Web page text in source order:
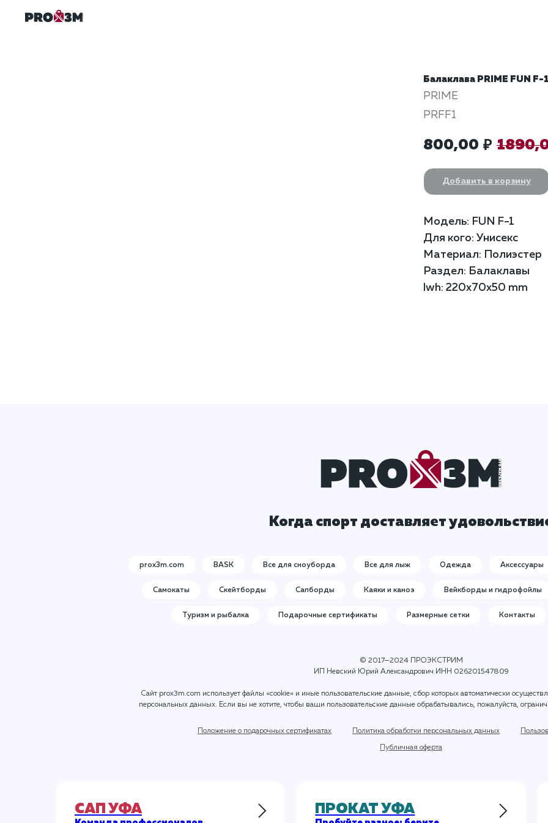
Балаклава PRIME FUN F-
PRIME
PRFF1
800,00 ₽
Добавить в корзину
Модель: FUN F-1
Для кого: Унисекс
Материал: Полиэстер
Раздел: Балаклавы
lwh: 220x70x50 mm
Когда спорт доставляет
prox3m.com BASK Все для сноуборда Все для лыж Одежда Аксессуары
Самокаты Скейтборды Сапборды Каяки и каноэ Вейкборды и гидрофойлы
Туризм и рыбалка Подарочные сертификаты Размерные сетки Контакты
© 2017—2024 ПРОЭКСТРИМ
ИП Невский Юрий Александрович ИНН 026201547809
Сайт prox3m.com использует файлы «cookie» и иные пользовательские данные, сбор которых автоматически
персональных данных. Если вы не хотите, чтобы ваши пользовательские данные обрабатывались, пожалуйста,
Положение о подарочных сертификатах Политика обработки персональных данных
Публичная оферта
САП УФА ПРОКАТ УФА